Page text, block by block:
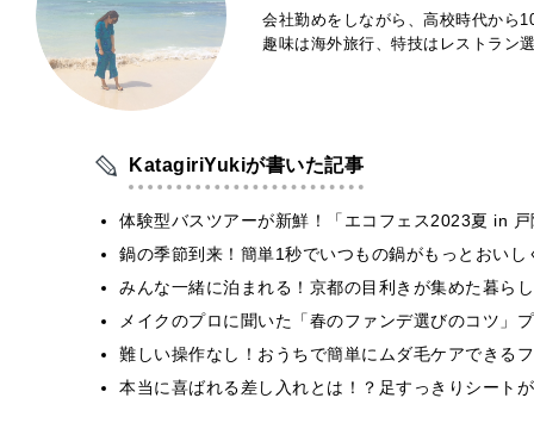
会社勤めをしながら、高校時代から
趣味は海外旅行、特技はレストラン
KatagiriYukiが書いた記事
体験型バスツアーが新鮮！「エコフェス2023夏 in
鍋の季節到来！簡単1秒でいつもの鍋がもっとおい
みんな一緒に泊まれる！京都の目利きが集めた暮ら
メイクのプロに聞いた「春のファンデ選びのコツ」
難しい操作なし！おうちで簡単にムダ毛ケアできる
本当に喜ばれる差し入れとは！？足すっきりシート